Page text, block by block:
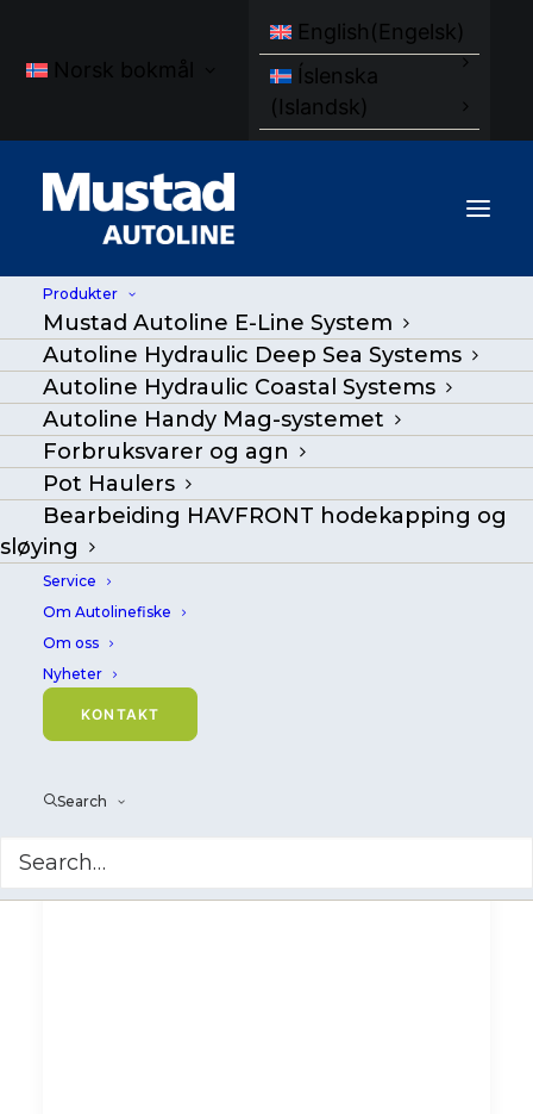
Norsk bokmål
English(Engelsk)
Íslenska
(Islandsk)
Produkter
Mustad Autoline E-Line System
Autoline Hydraulic Deep Sea Systems
Autoline Hydraulic Coastal Systems
Autoline Handy Mag-systemet
Forbruksvarer og agn
Pot Haulers
Bearbeiding HAVFRONT hodekapping og
sløying
Service
Om Autolinefiske
Om oss
Nyheter
KONTAKT
Search
Gro Fjeld